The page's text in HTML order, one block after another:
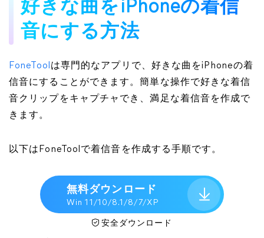
好きな曲をiPhoneの着信
音にする方法
FoneTool は専門的なアプリで、好きな曲をiPhoneの着
信音にすることができます。簡単な操作で好きな着信
音クリップをキャプチャでき、満足な着信音を作成で
きます。
以下はFoneToolで着信音を作成する手順です。
無料ダウンロード
Win 11/10/8.1/8/7/XP
安全ダウンロード